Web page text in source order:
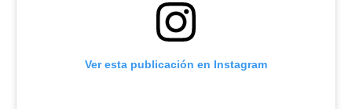
Ver esta publicación en Instagram